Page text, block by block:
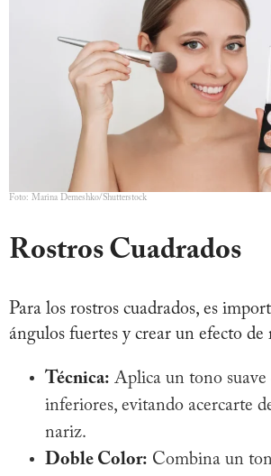
Foto: Marina Demeshko/Shutterstock
Rostros Cuadrados
Para los rostros cuadrados, es
ángulos fuertes y crear un efecto de
Técnica: Aplica un tono suave
inferiores, evitando acercarte
nariz.
Doble Color: Combina un